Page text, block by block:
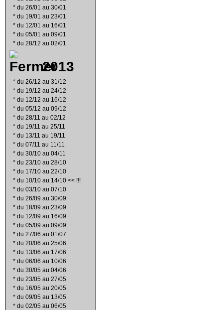
* du 26/01 au 30/01
* du 19/01 au 23/01
* du 12/01 au 16/01
* du 05/01 au 09/01
* du 28/12 au 02/01
2013
* du 26/12 au 31/12
* du 19/12 au 24/12
* du 12/12 au 16/12
* du 05/12 au 09/12
* du 28/11 au 02/12
* du 19/11 au 25/11
* du 13/11 au 19/11
* du 07/11 au 11/11
* du 30/10 au 04/11
* du 23/10 au 28/10
* du 17/10 au 22/10
* du 10/10 au 14/10 << !!!
* du 03/10 au 07/10
* du 26/09 au 30/09
* du 18/09 au 23/09
* du 12/09 au 16/09
* du 05/09 au 09/09
* du 27/06 au 01/07
* du 20/06 au 25/06
* du 13/06 au 17/06
* du 06/06 au 10/06
* du 30/05 au 04/06
* du 23/05 au 27/05
* du 16/05 au 20/05
* du 09/05 au 13/05
* du 02/05 au 06/05